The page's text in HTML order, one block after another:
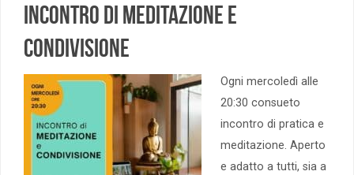
Incontro di Meditazione e
Condivisione
Ogni mercoledì alle
20:30 consueto
incontro di pratica e
meditazione. Aperto
e adatto a tutti, sia a